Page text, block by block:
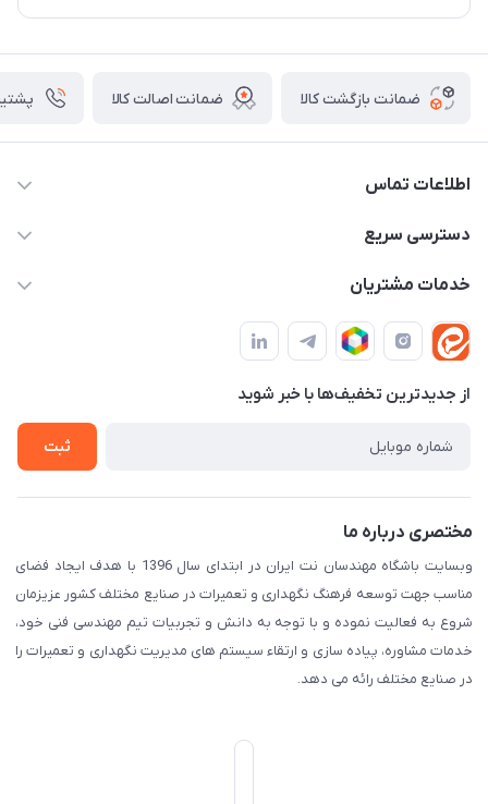
ضمانت بازگشت کالا ضمانت اصالت کالا
اطلاعات تماس
09982430312
دسترسی سریع
حساب کاربری
لیست محصولات
درباره ما
خدمات مشتریان
قوانین و مقررات
حریم خصوصی
راهنما
از جدید‌ترین تخفیف‌ها با‌ خبر شوید
ثبت
مختصری درباره ما
وبسایت باشگاه مهندسان نت ایران در ابتدای سال 1396 با هدف ایجاد فضای
مناسب جهت توسعه فرهنگ نگهداری و تعمیرات در صنایع مختلف کشور عزیزمان
شروع به فعالیت نموده و با توجه به دانش و تجربیات تیم مهندسی فنی خود،
خدمات مشاوره، پیاده سازی و ارتقاء سیستم های مدیریت نگهداری و تعمیرات را
در صنایع مختلف رائه می دهد.